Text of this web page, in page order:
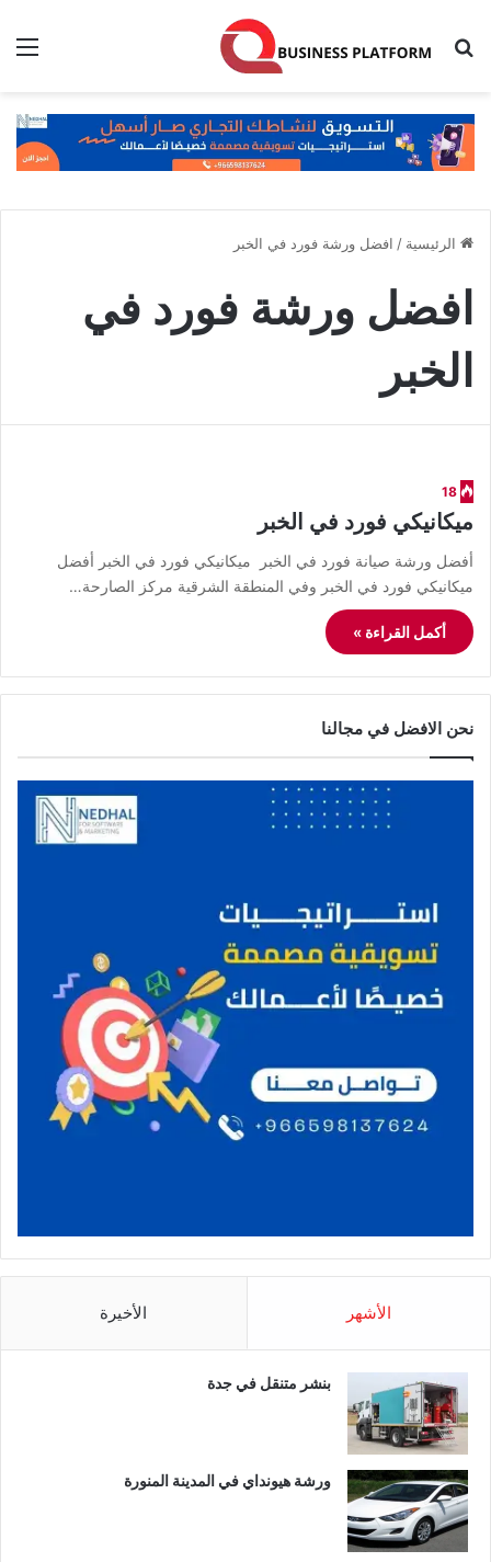
بحث عن
الرئيسية / افضل ورشة فورد في الخبر
افضل ورشة فورد في
الخبر
18
ميكانيكي فورد في الخبر
أفضل ورشة صيانة فورد في الخبر ميكانيكي فورد في الخبر أفضل
ميكانيكي فورد في الخبر وفي المنطقة الشرقية مركز الصارحة…
أكمل القراءة »
نحن الافضل في مجالنا
الأشهر الأخيرة
بنشر متنقل في جدة
ورشة هيونداي في المدينة المنورة